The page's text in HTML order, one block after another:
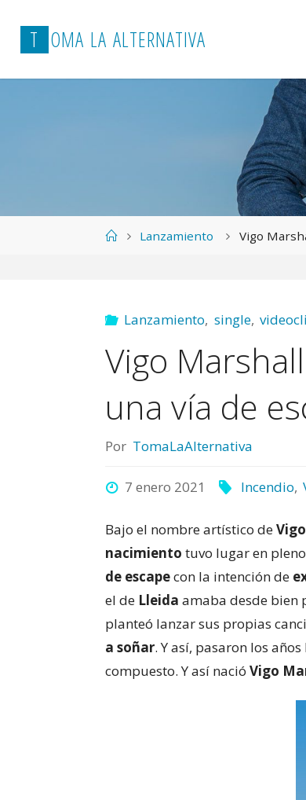
T OMA LA ALTERNATIVA
PáginaLanzamiento Vigo
Lanzamiento, single,
Vigo
una vía de
Por TomaLaAlternativa
7 enero 2021 Incendio,
Bajo el nombre artístico de
nacimiento tuvo lugar en pleno
de escapecon la intención de
el de Lleida amaba desde bien
planteó lanzar sus propias
a soñar. Y así, pasaron los
compuesto. Y así nacióVigo